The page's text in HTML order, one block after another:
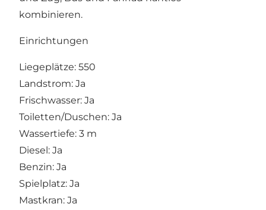
kombinieren.
Einrichtungen
Liegeplätze: 550
Landstrom: Ja
Frischwasser: Ja
Toiletten/Duschen: Ja
Wassertiefe: 3 m
Diesel: Ja
Benzin: Ja
Spielplatz: Ja
Mastkran: Ja